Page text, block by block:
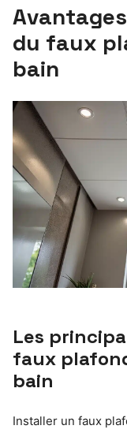
du faux
bain
Les
faux
bain
Installer un faux